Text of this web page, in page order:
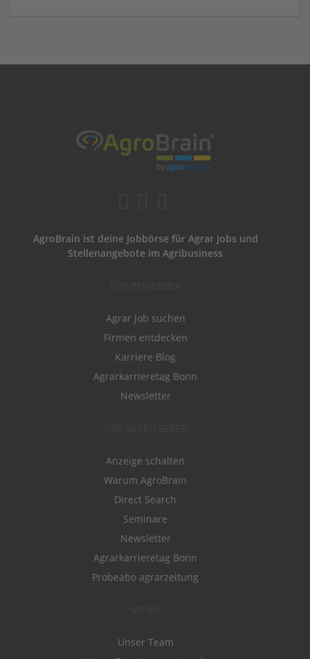
AgroBrain ist deine Jobbörse für Agrar Jobs und
Stellenangebote im Agribusiness
Agrar Job suchen
Firmen entdecken
Karriere Blog
Agrarkarrieretag Bonn
Newsletter
Anzeige schalten
Warum AgroBrain
Direct Search
Seminare
Newsletter
Agrarkarrieretag Bonn
Probeabo agrarzeitung
Unser Team